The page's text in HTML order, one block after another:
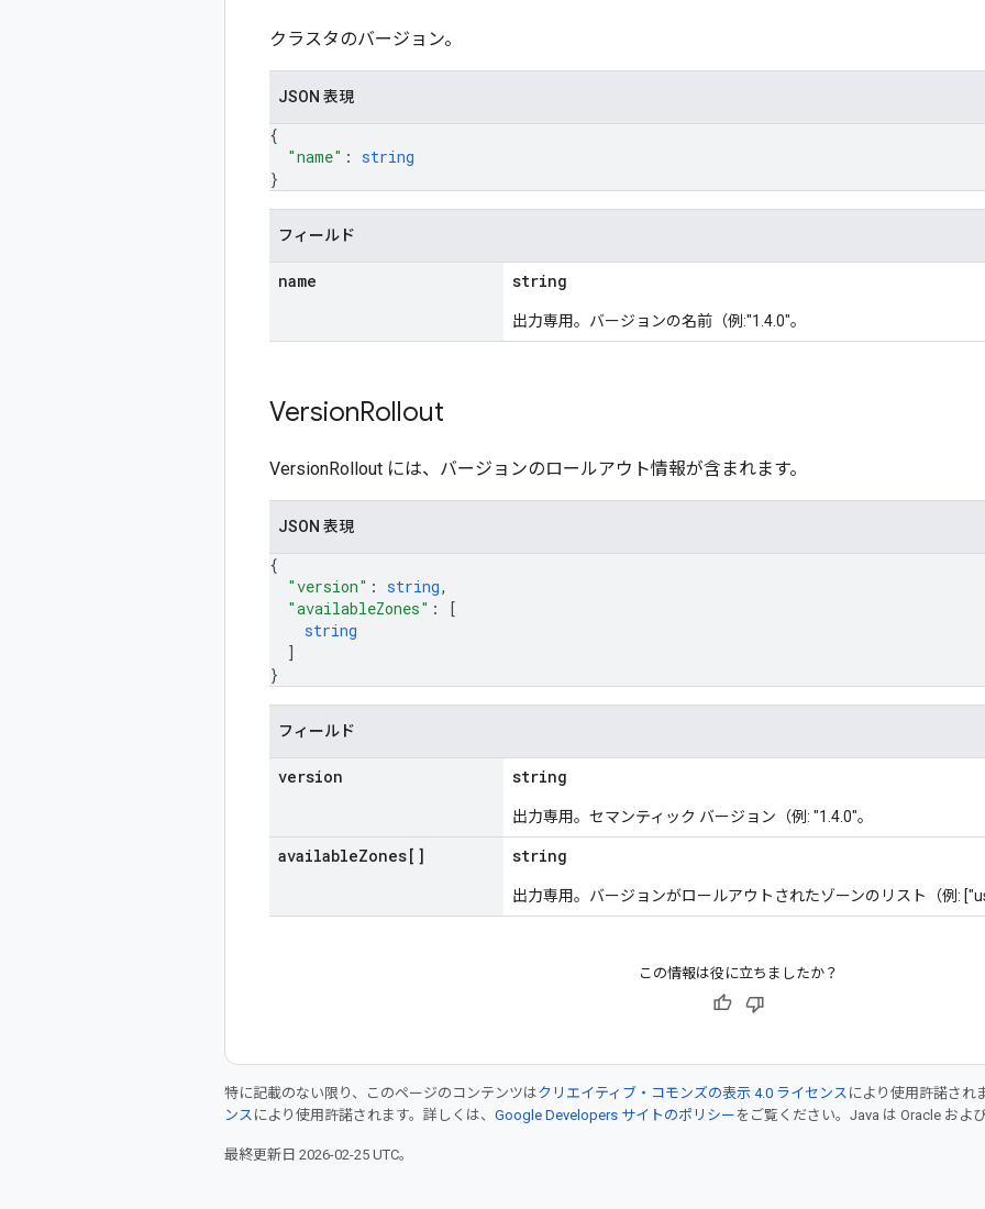
クラスタのバージョン。
JSON 表現
{
"name" : string
}
フィールド
name string
出力専用。バージョンの名前（例:"1.4.0"。
VersionRollout
VersionRollout には、バージョンのロールアウト情報が含まれます。
JSON 表現
{
"version" : string,
"availableZones" :
[
string
]
}
フィールド
version string
出力専用。セマンティック バージョン（例: "1.4.0"。
availableZones[] string
出力専用。バージョンがロールアウトされたゾーンのリスト（例:
この情報は役に立ちましたか？
特に記載のない限り、このページのコンテンツはクリエイティブ・コモンズの表示 4.0 ライセンス により使用許諾され
ンス により使用許諾されます。詳しくは、 Google Developers サイトのポリシー をご覧ください。Java は Oracle およ
最終更新日 2026-02-25 UTC。